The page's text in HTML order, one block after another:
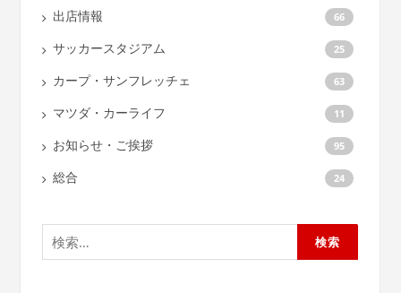
出店情報 66
サッカースタジアム 25
カープ・サンフレッチェ 63
マツダ・カーライフ 11
お知らせ・ご挨拶 95
総合 24
検
索: